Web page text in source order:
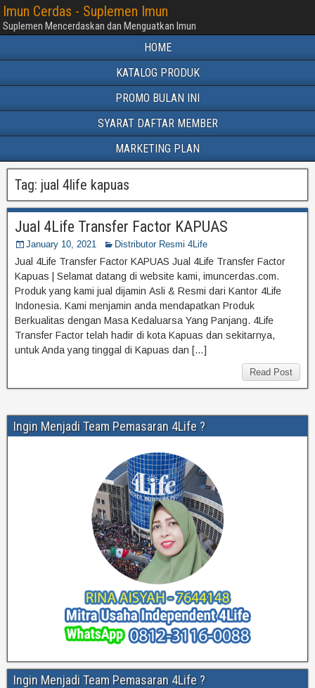
Imun Cerdas - Suplemen Imun
Suplemen Mencerdaskan dan Menguatkan Imun
HOME
KATALOG PRODUK
PROMO BULAN INI
SYARAT DAFTAR MEMBER
MARKETING PLAN
Tag: jual 4life kapuas
Jual 4Life Transfer Factor KAPUAS
January 10, 2021 Distributor Resmi 4Life
Jual 4Life Transfer Factor KAPUAS Jual 4Life Transfer Factor
Kapuas | Selamat datang di website kami, imuncerdas.com.
Produk yang kami jual dijamin Asli & Resmi dari Kantor 4Life
Indonesia. Kami menjamin anda mendapatkan Produk
Berkualitas dengan Masa Kedaluarsa Yang Panjang. 4Life
Transfer Factor telah hadir di kota Kapuas dan sekitarnya,
untuk Anda yang tinggal di Kapuas dan […]
Read Post
Ingin Menjadi Team Pemasaran 4Life ?
Ingin Menjadi Team Pemasaran 4Life ?